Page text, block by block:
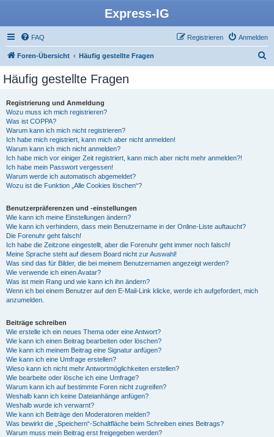
Express-IG
FAQ Anmelden
Registrieren
Foren-Übersicht Häufig gestellte Fragen
Häufig gestellte Fragen
Registrierung und Anmeldung
Wozu muss ich mich registrieren?
Was ist COPPA?
Warum kann ich mich nicht registrieren?
Ich habe mich registriert, kann mich aber nicht anmelden!
Warum kann ich mich nicht anmelden?
Ich habe mich vor einiger Zeit registriert, kann mich aber nicht mehr anmelden?!
Ich habe mein Passwort vergessen!
Warum werde ich automatisch abgemeldet?
Wozu ist die Funktion „Alle Cookies löschen“?
Benutzerpräferenzen und -einstellungen
Wie kann ich meine Einstellungen ändern?
Wie kann ich verhindern, dass mein Benutzername in der Online-Liste auftaucht?
Die Forenuhr geht falsch!
Ich habe die Zeitzone eingestellt, aber die Forenuhr geht immer noch falsch!
Meine Sprache steht auf diesem Board nicht zur Auswahl!
Was sind das für Bilder, die bei meinem Benutzernamen angezeigt werden?
Wie verwende ich einen Avatar?
Was ist mein Rang und wie kann ich ihn ändern?
Wenn ich bei einem Benutzer auf den E-Mail-Link klicke, werde ich aufgefordert, mich
anzumelden.
Beiträge schreiben
Wie erstelle ich ein neues Thema oder eine Antwort?
Wie kann ich einen Beitrag bearbeiten oder löschen?
Wie kann ich meinem Beitrag eine Signatur anfügen?
Wie kann ich eine Umfrage erstellen?
Wieso kann ich nicht mehr Antwortmöglichkeiten erstellen?
Wie bearbeite oder lösche ich eine Umfrage?
Warum kann ich auf bestimmte Foren nicht zugreifen?
Weshalb kann ich keine Dateianhänge anfügen?
Weshalb wurde ich verwarnt?
Wie kann ich Beiträge den Moderatoren melden?
Was bewirkt die „Speichern“-Schaltfläche beim Schreiben eines Beitrags?
Warum muss mein Beitrag erst freigegeben werden?